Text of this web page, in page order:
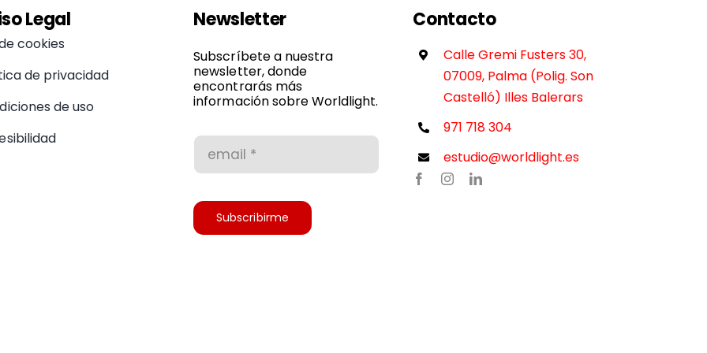
Legal
cookies
de privacidad
de uso
Newsletter
Subscríbete a nuestra
newsletter, donde
encontrarás más
información sobre Worldlight.
Subscribirme
Contacto
Calle Gremi Fusters 30,
07009, Palma (Polig. Son
Castelló) Illes Balerars
971 718 304
estudio@worldlight.es